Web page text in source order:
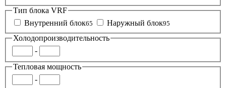
Тип блока VRF
Внутренний блок65 Наружный блок95
Холодопроизводительность
-
Тепловая мощность
-